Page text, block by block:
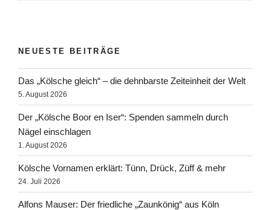
NEUESTE BEITRÄGE
Das „Kölsche gleich“ – die dehnbarste Zeiteinheit der Welt
5. August 2026
Der „Kölsche Boor en Iser“: Spenden sammeln durch
Nägel einschlagen
1. August 2026
Kölsche Vornamen erklärt: Tünn, Drück, Züff & mehr
24. Juli 2026
Alfons Mauser: Der friedliche „Zaunkönig“ aus Köln